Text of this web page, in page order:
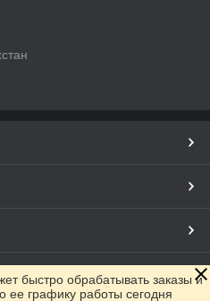
быстро обрабатывать заказы и
ее графику работы сегодня